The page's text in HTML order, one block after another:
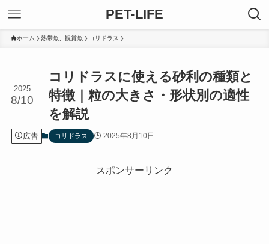
PET-LIFE
ホーム 熱帯魚、観賞魚 コリドラス
コリドラスに使える砂利の種類と
特徴｜粒の大きさ・形状別の適性
を解説
2025
8/10
広告 コリドラス 2025年8月10日
スポンサーリンク